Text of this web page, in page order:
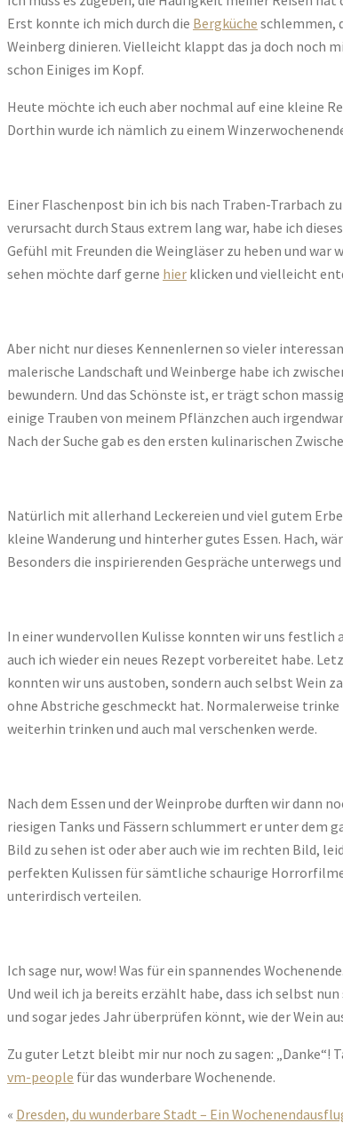
Erst konnte ich mich durch die Bergküche schlemmen,
Weinberg dinieren. Vielleicht klappt das ja doch noch
schon Einiges im Kopf.
Heute möchte ich euch aber nochmal auf eine kleine
Dorthin wurde ich nämlich zu einem
Einer Flaschenpost bin ich bis nach Traben-Trarbach
verursacht durch Staus extrem lang war, habe ich
Gefühl mit Freunden die Weingläser zu heben und
sehen möchte darf gerne hier klicken und vielleicht
Aber nicht nur dieses Kennenlernen so vieler
malerische Landschaft und Weinberge habe ich
bewundern. Und das Schönste ist, er trägt schon
einige Trauben von meinem Pflänzchen auch
Nach der Suche gab es den ersten kulinarischen
Natürlich mit allerhand Leckereien und viel gutem
kleine Wanderung und hinterher gutes Essen. Hach,
Besonders die inspirierenden Gespräche unterwegs
In einer wundervollen Kulisse konnten wir uns festlich
auch ich wieder ein neues Rezept vorbereitet habe.
konnten wir uns austoben, sondern auch selbst Wein
ohne Abstriche geschmeckt hat. Normalerweise
weiterhin trinken und auch mal verschenken werde.
Nach dem Essen und der Weinprobe durften wir dann
riesigen Tanks und Fässern schlummert er unter
Bild zu sehen ist oder aber auch wie im rechten Bild,
perfekten Kulissen für sämtliche schaurige
unterirdisch verteilen.
Ich sage nur, wow! Was für ein spannendes Wochenende.
Und weil ich ja bereits erzählt habe, dass ich selbst
und sogar jedes Jahr überprüfen könnt, wie der Wein
Zu guter Letzt bleibt mir nur noch zu sagen: „Danke“!
vm-people für das wunderbare Wochenende.
« Dresden, du wunderbare Stadt – Ein